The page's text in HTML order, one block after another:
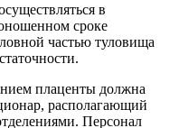
в
сроке
частью туловища
плаценты должна
располагающий
Персонал